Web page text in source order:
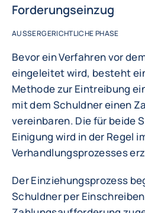
Forderungseinzug
AUSSERGERICHTLICHE PHASE
Bevor ein Verfahren vor
eingeleitet wird, besteht
Methode zur Eintreibung
mit dem Schuldner einen
vereinbaren. Die für beide
Einigung wird in der Regel
Verhandlungsprozesses
Der Einziehungsprozess
Schuldner per